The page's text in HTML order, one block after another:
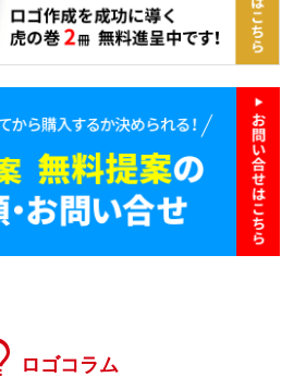
ロゴコラム